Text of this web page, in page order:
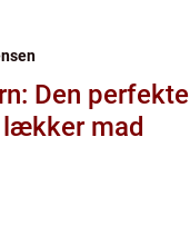
Den perfekte
mad